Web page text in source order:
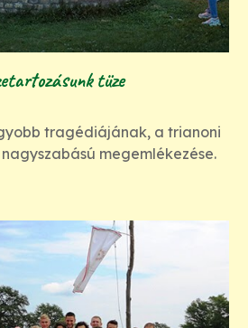
tüze
tragédiájának, a trianoni
megemlékezése.